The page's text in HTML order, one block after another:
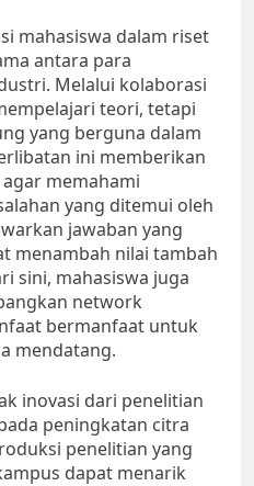
mahasiswa dalam riset
antara para
Melalui kolaborasi
teori, tetapi
yang berguna dalam
ini memberikan
memahami
yang ditemui oleh
jawaban yang
menambah nilai tambah
sini, mahasiswa juga
network
bermanfaat untuk
mendatang.
inovasi dari penelitian
peningkatan citra
penelitian yang
dapat menarik